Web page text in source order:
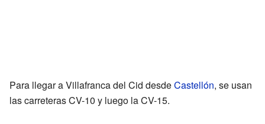
Para llegar a Villafranca del Cid desdeCastellón, se usan
las carreteras CV-10 y luego la CV-15.